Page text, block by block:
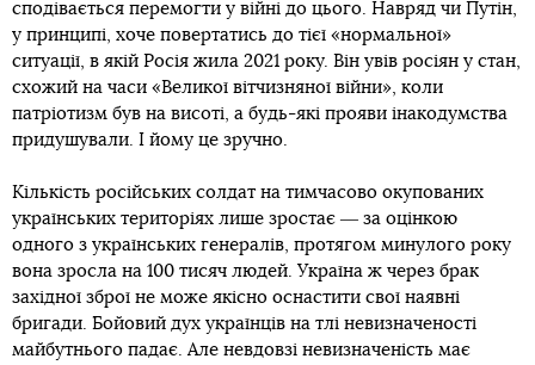
сподівається перемогти у війні до цього. Навряд чи Путін,
у принципі, хоче повертатись до тієї «нормальної»
ситуації, в якій Росія жила 2021 року. Він увів росіян у стан,
схожий на часи «Великої вітчизняної війни», коли
патріотизм був на висоті, а будь-які прояви інакодумства
придушували. І йому це зручно.
Кількість російських солдат на тимчасово окупованих
українських територіях лише зростає ― за оцінкою
одного з українських генералів, протягом минулого року
вона зросла на 100 тисяч людей. Україна ж через брак
західної зброї не може якісно оснастити свої наявні
бригади. Бойовий дух українців на тлі невизначеності
майбутнього падає. Але невдовзі невизначеність має